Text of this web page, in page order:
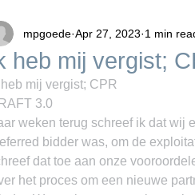
heb mij vergist;
mpgoede Apr 27, 2023 1 min
heb mij vergist; CPR
3.0
weken terug schreef ik dat wij
bidder was, om de
dat toe aan onze
het proces om een nieuwe